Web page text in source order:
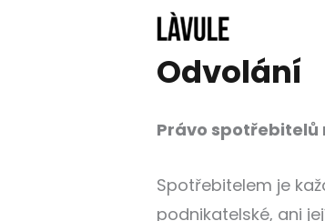
Odvolání
Právo spotřebitelů
Spotřebitelem je
podnikatelské, ani